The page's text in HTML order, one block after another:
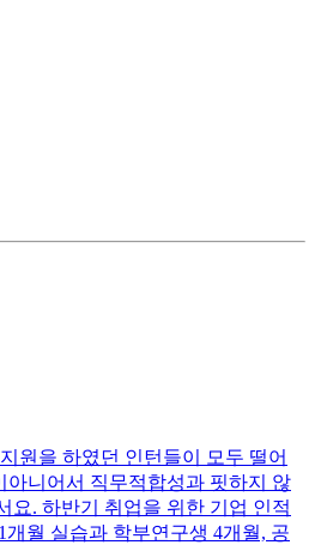
원을 하였던 인턴들이 모두 떨어
니어서 직무적합성과 핏하지 않
요. 하반기 취업을 위한 기업 인적
월 실습과 학부연구생 4개월, 공